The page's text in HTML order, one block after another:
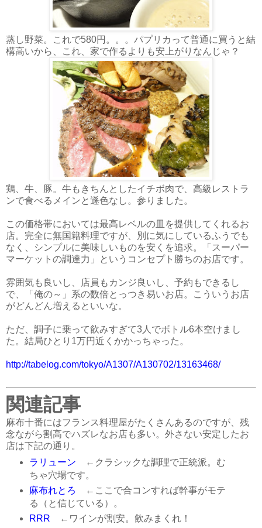
蒸し野菜。これで580円。。。パプリカって普通に買うと結
構高いから、これ、家で作るよりも安上がりなんじゃ？
鶏、牛、豚。牛もきちんとしたイチボ肉で、高級レストラ
ンで食べるメインと遜色なし。参りました。
この価格帯においては最高レベルの皿を提供してくれるお
店。完全に無国籍料理ですが、別に気にしているふうでも
なく、シンプルに美味しいものを安くを追求。「スーパー
マーケットの調達力」というコンセプト勝ちのお店です。
雰囲気も良いし、店員もカンジ良いし、予約もできるし
で、「俺の～」系の数倍とっつき易いお店。こういうお店
がどんどん増えるといいな。
ただ、調子に乗って飲みすぎて3人でボトル6本空けまし
た。結局ひとり1万円近くかかっちゃった。
http://tabelog.com/tokyo/A1307/A130702/13163468/
関連記事
麻布十番にはフランス料理屋がたくさんあるのですが、残
念ながら割高でハズレなお店も多い。外さない安定したお
店は下記の通り。
ラリューン ←クラシックな調理で正統派。む
ちゃ穴場です。
麻布れとろ ←ここで合コンすれば幹事がモテ
る（と信じている）。
RRR ←ワインが割安。飲みまくれ！